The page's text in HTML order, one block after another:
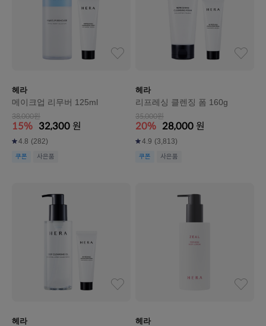
헤라
메이크업 리무버 125ml
38,000원
15% 32,300 원
4.8 (282)
쿠폰 사은품
헤라
리프레싱 클렌징 폼 160g
35,000원
20% 28,000 원
4.9 (3,813)
쿠폰 사은품
헤라 헤라